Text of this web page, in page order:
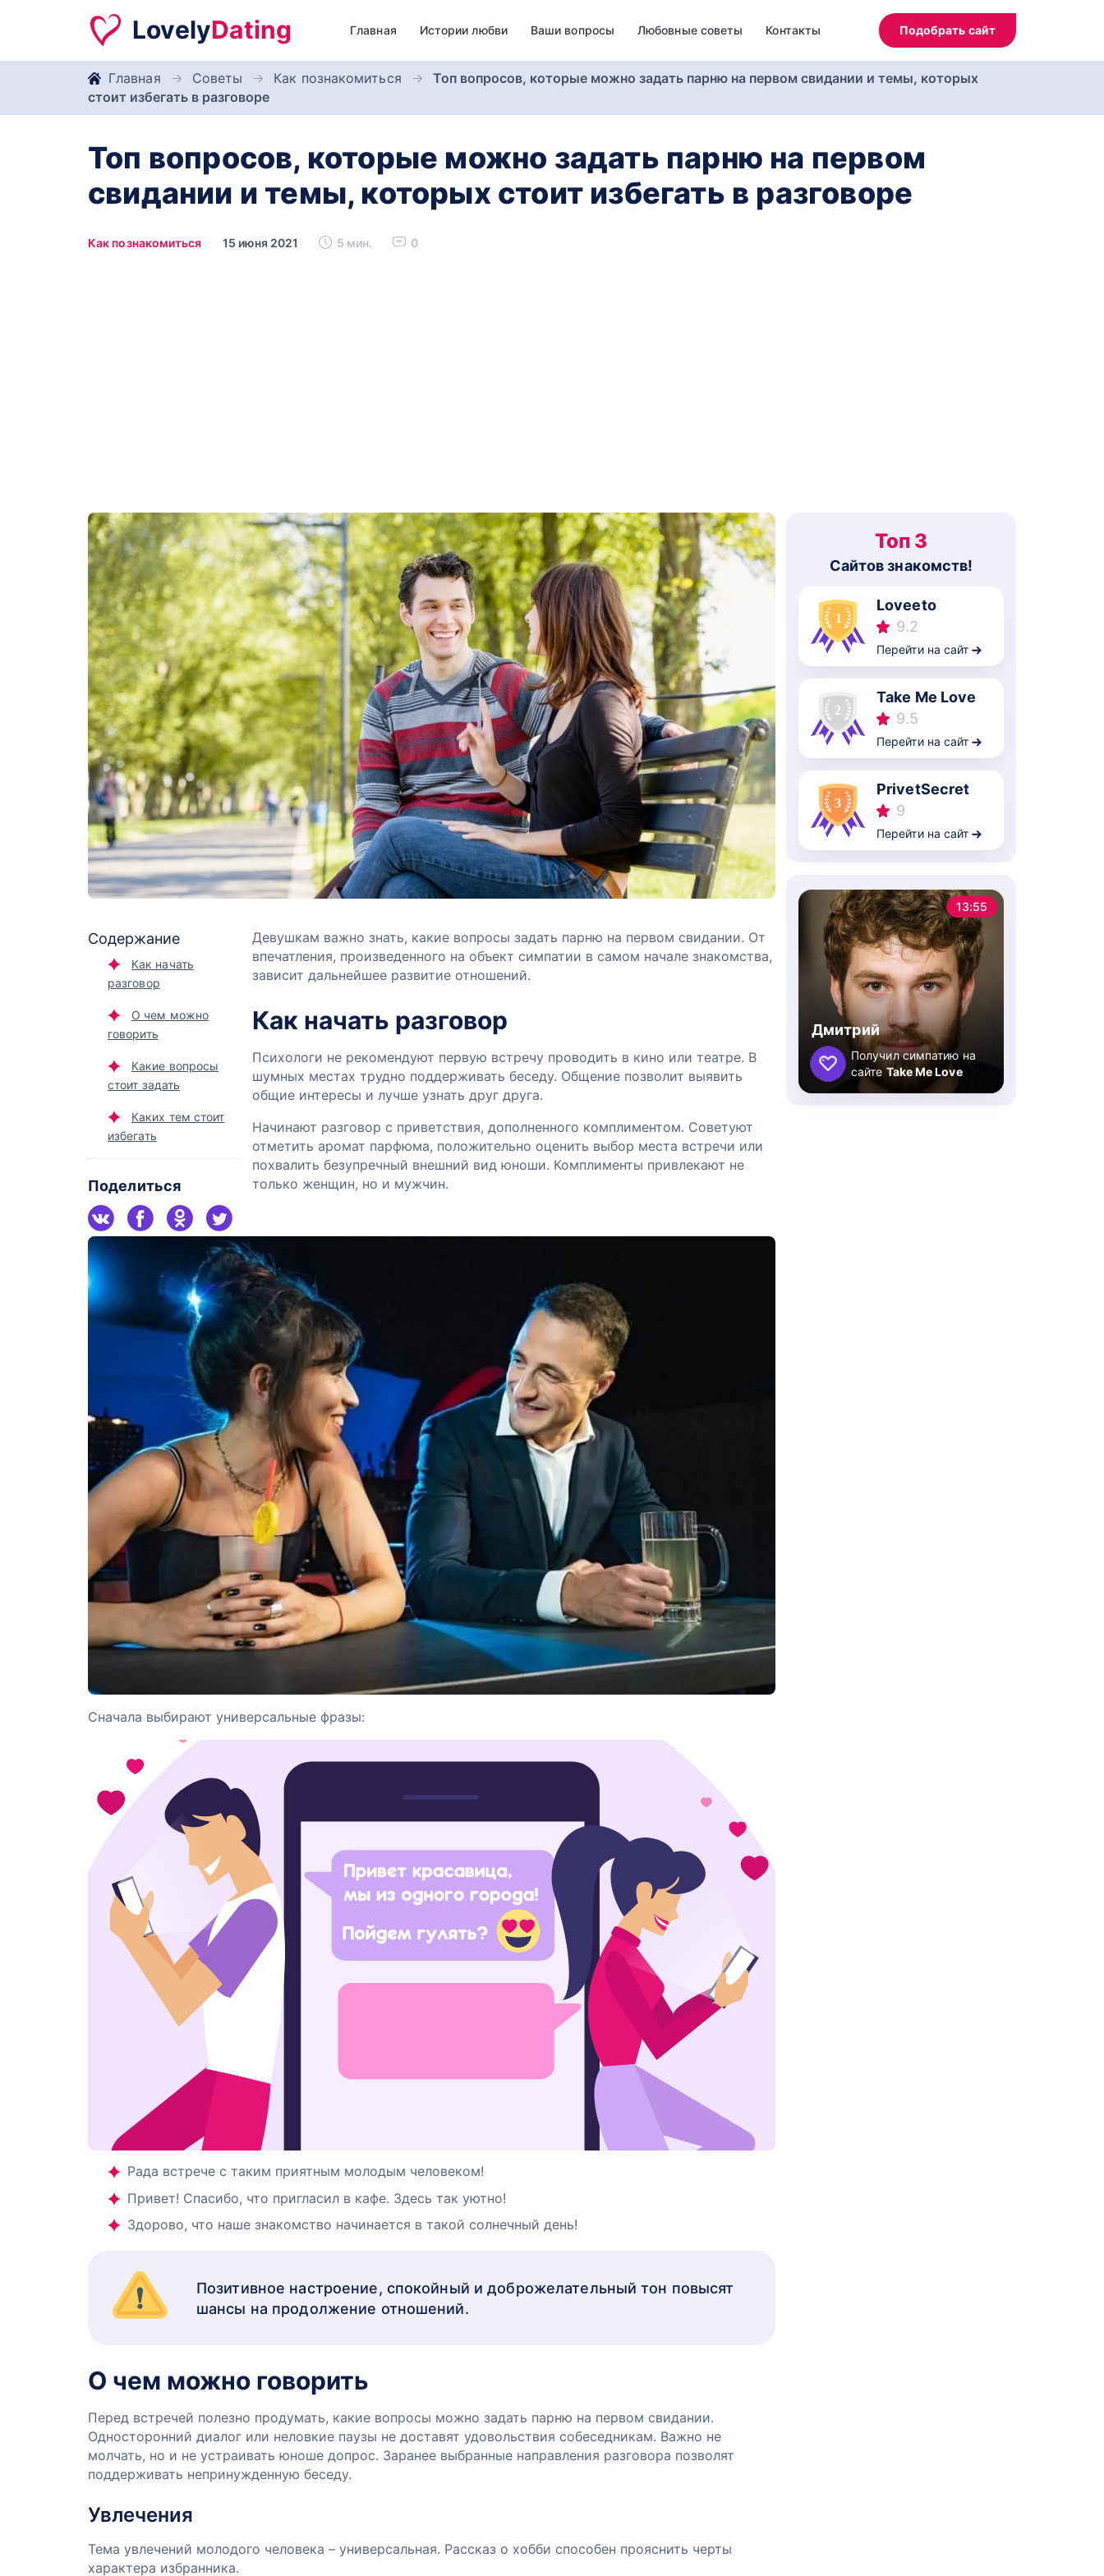
LovelyDating Главная Истории любви Ваши вопросы Любовные советы Контакты Подобрать сайт
Главная Советы Как познакомиться
Топ вопросов, которые можно задать парню на первом свидании и темы, которых
стоит избегать в разговоре
Топ вопросов, которые можно задать парню на первом
свидании и темы, которых стоит избегать в разговоре
Как познакомиться 15 июня 2021 5 мин. 0
Содержание
Как начать
разговор
О чем можно
говорить
Какие вопросы
стоит задать
Каких тем стоит
избегать
Поделиться
Девушкам важно знать, какие вопросы задать парню на первом свидании. От
впечатления, произведенного на объект симпатии в самом начале знакомства,
зависит дальнейшее развитие отношений.
Как начать разговор
Психологи не рекомендуют первую встречу проводить в кино или театре. В
шумных местах трудно поддерживать беседу. Общение позволит выявить
общие интересы и лучше узнать друг друга.
Начинают разговор с приветствия, дополненного комплиментом. Советуют
отметить аромат парфюма, положительно оценить выбор места встречи или
похвалить безупречный внешний вид юноши. Комплименты привлекают не
только женщин, но и мужчин.
Сначала выбирают универсальные фразы:
Рада встрече с таким приятным молодым человеком!
Привет! Спасибо, что пригласил в кафе. Здесь так уютно!
Здорово, что наше знакомство начинается в такой солнечный день!
Позитивное настроение, спокойный и доброжелательный тон повысят
шансы на продолжение отношений.
О чем можно говорить
Перед встречей полезно продумать, какие вопросы можно задать парню на первом свидании.
Односторонний диалог или неловкие паузы не доставят удовольствия собеседникам. Важно не
молчать, но и не устраивать юноше допрос. Заранее выбранные направления разговора позволят
поддерживать непринужденную беседу.
Увлечения
Тема увлечений молодого человека – универсальная. Рассказ о хобби способен прояснить черты
характера избранника.
Топ 3
Cайтов знакомств!
Loveeto
9.2
Перейти на сайт
Take Me Love
9.5
Перейти на сайт
PrivetSecret
9
Перейти на сайт
13:55
Дмитрий
Получил симпатию на
сайтеTake Me Love